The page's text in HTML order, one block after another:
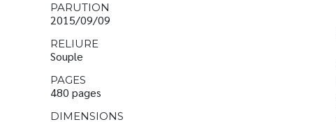
PARUTION
2015/09/09
RELIURE
Souple
PAGES
480 pages
DIMENSIONS